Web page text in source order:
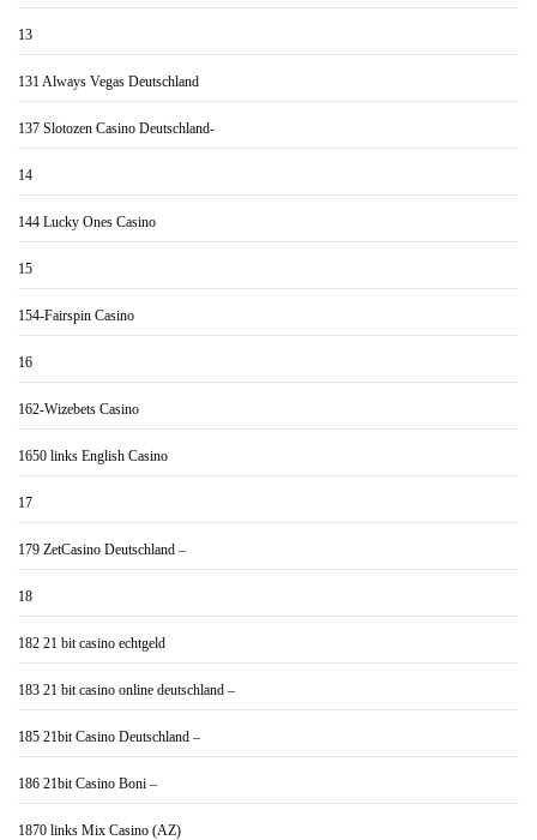
13
131 Always Vegas Deutschland
137 Slotozen Casino Deutschland-
14
144 Lucky Ones Casino
15
154-Fairspin Casino
16
162-Wizebets Casino
1650 links English Casino
17
179 ZetCasino Deutschland –
18
182 21 bit casino echtgeld
183 21 bit casino online deutschland –
185 21bit Casino Deutschland –
186 21bit Casino Boni –
1870 links Mix Casino (AZ)